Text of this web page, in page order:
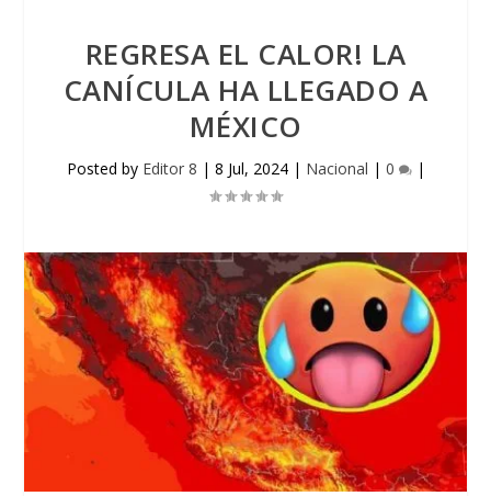
REGRESA EL CALOR! LA
CANÍCULA HA LLEGADO A
MÉXICO
Posted by Editor 8 | 8 Jul, 2024| Nacional | 0 |